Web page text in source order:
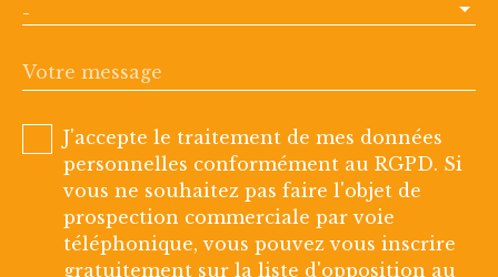
-
Votre message
J'accepte le traitement de mes données
personnelles conformément au RGPD. Si
vous ne souhaitez pas faire l'objet de
prospection commerciale par voie
téléphonique, vous pouvez vous inscrire
gratuitement sur la liste d'opposition au